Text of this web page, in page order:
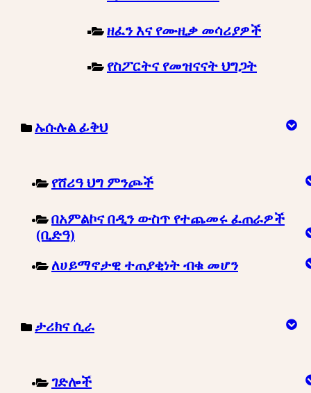
ዘፈን እና የሙዚቃ መሳሪያዎች
የስፖርትና የመዝናናት ህግጋት
ኡሱሉል ፊቅህ
የሸሪዓ ህግ ምንጮች
በአምልኮና በዲን ውስጥ የተጨመሩ ፈጠራዎች
(ቢድዓ)
ለሀይማኖታዊ ተጠያቂነት ብቁ መሆን
ታሪክና ሲራ
ገድሎች